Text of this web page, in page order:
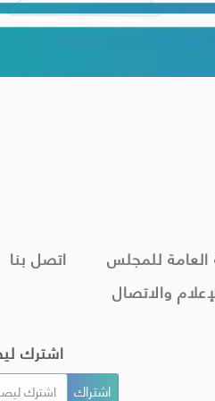
العامة للمجلس
اتصل بنا
والاتصال
اشترك